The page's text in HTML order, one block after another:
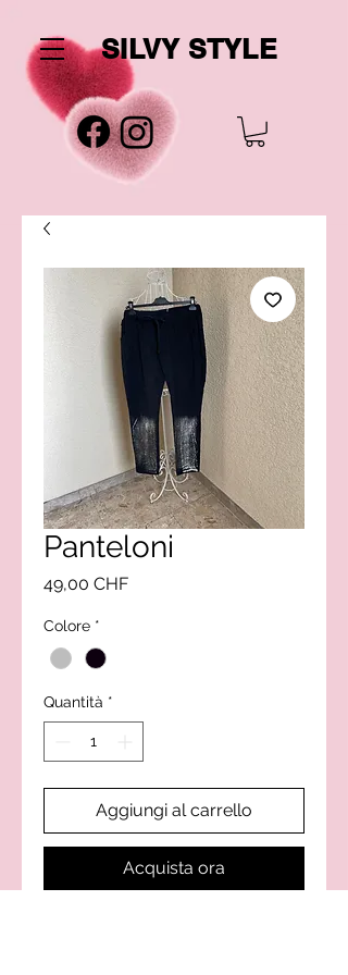
SILVY STYLE
Panteloni
49,00 CHFPrezzo
Colore *
Quantità *
Aggiungi al carrello
Acquista ora